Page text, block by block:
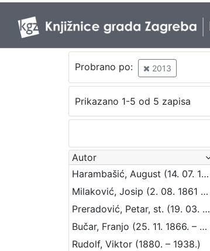
Probrano po: 2013
Prikazano 1-5 od 5 zapisa
Autor
Harambašić, August (14. 07. 1861. – 16. 07. 1911.)
Milaković, Josip (2. 08. 1861 – 4. 08. 1921)
Preradović, Petar, st. (19. 03. 1818 – 18. 08. 1872)
Bučar, Franjo (25. 11. 1866. – 26. 12. 1946.)
Rudolf, Viktor (1880. – 1938.)